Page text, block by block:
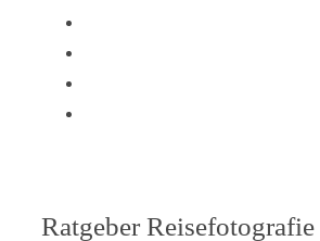
Ratgeber Reisefotografie